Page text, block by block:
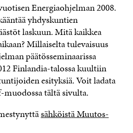
Energiaohjelman 2008.
yhdyskuntien
laskuun. Mitä kaikkea
Millaiselta tulevaisuus
päätösseminaarissa
Finlandia-talossa kuultiin
esityksiä. Voit ladata
tältä sivulta.
sähköistä Muutos-